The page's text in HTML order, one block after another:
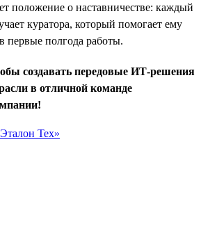
положение о наставничестве: каждый
куратора, который помогает ему
первые полгода работы.
создавать передовые ИТ-решения
в отличной команде
Тех»